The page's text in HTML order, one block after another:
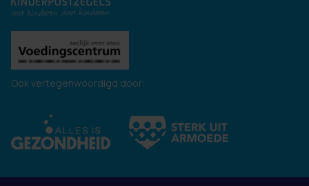
Ook vertegenwoordigd door: